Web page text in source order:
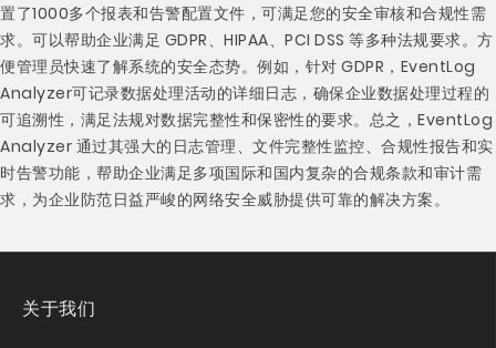
置了1000多个报表和告警配置文件，可满足您的安全审核和合规性需
求。可以帮助企业满足 GDPR、HIPAA、PCI DSS 等多种法规要求。方
便管理员快速了解系统的安全态势。例如，针对 GDPR，EventLog
Analyzer可记录数据处理活动的详细日志，确保企业数据处理过程的
可追溯性，满足法规对数据完整性和保密性的要求。总之，EventLog
Analyzer 通过其强大的日志管理、文件完整性监控、合规性报告和实
时告警功能，帮助企业满足多项国际和国内复杂的合规条款和审计需
求，为企业防范日益严峻的网络安全威胁提供可靠的解决方案。
关于我们